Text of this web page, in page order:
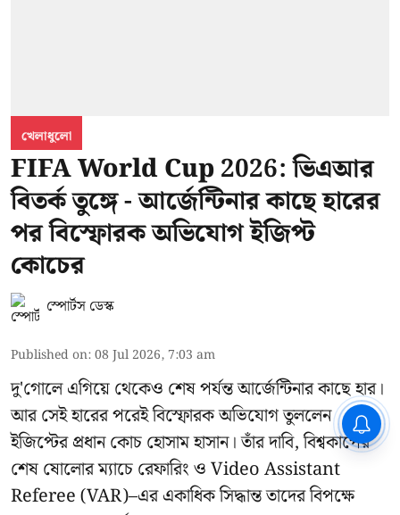
খেলাধুলো
FIFA World Cup 2026: ভিএআর
বিতর্ক তুঙ্গে - আর্জেন্টিনার কাছে হারের
পর বিস্ফোরক অভিযোগ ইজিপ্ট
কোচের
স্পোর্টস ডেস্ক
Published on:08 Jul 2026, 7:03 am
দু'গোলে এগিয়ে থেকেও শেষ পর্যন্ত আর্জেন্টিনার কাছে হার।
আর সেই হারের পরেই বিস্ফোরক অভিযোগ তুললেন
ইজিপ্টের প্রধান কোচ হোসাম হাসান। তাঁর দাবি, বিশ্বকাপের
শেষ ষোলোর ম্যাচে রেফারিং ও Video Assistant
Referee (VAR)–এর একাধিক সিদ্ধান্ত তাদের বিপক্ষে
CPIM: ৬০ লক্ষ নাম বিবেচনাধীন রেখে
ভোট ঘোষণার প্রতিবাদ - আদালতের
দ্বারস্থ হবে সিপিআইএম